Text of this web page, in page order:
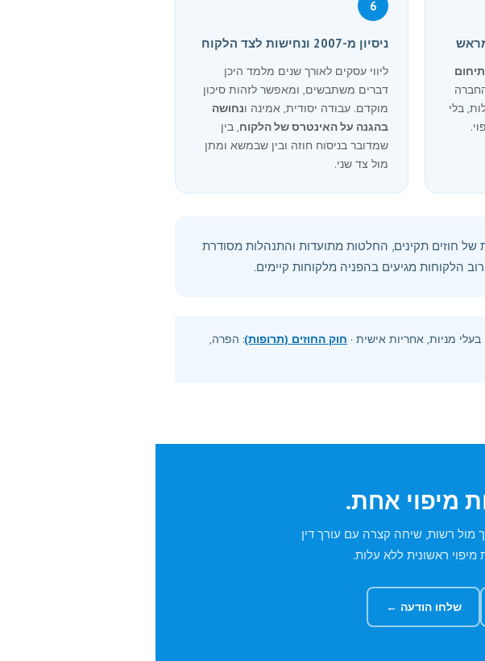
תיחום
בלי
6
ניסיון מ-2007 ונחישות לצד הלקוח
ליווי עסקים לאורך שנים מלמד היכן
דברים משתבשים, ומאפשר לזהות סיכון
מוקדם. עבודה יסודית, אמינה ונחושה
בהגנה על האינטרס של הלקוח, בין
שמדובר בניסוח חוזה ובין שבמשא ומתן
מול צד שני.
חוזים תקינים, החלטות מתועדות והתנהלות מסודרת
הלקוחות מגיעים בהפניה מלקוחות קיימים.
מניות, אחריות אישית · חוק החוזים (תרופות): הפרה,
מיפוי אחת.
מול רשות, שיחה קצרה עם עורך דין
ראשונית ללא עלות.
שלחו הודעה ←